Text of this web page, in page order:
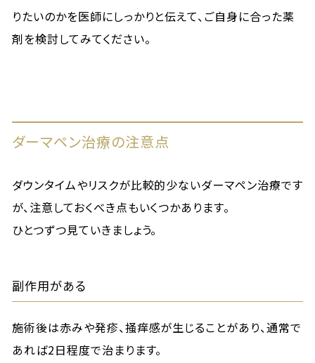
りたいのかを医師にしっかりと伝えて、ご自身に合った薬
剤を検討してみてください。
ダーマペン治療の注意点
ダウンタイムやリスクが比較的少ないダーマペン治療です
が、注意しておくべき点もいくつかあります。
ひとつずつ見ていきましょう。
副作用がある
施術後は赤みや発疹、掻痒感が生じることがあり、通常で
あれば2日程度で治まります。